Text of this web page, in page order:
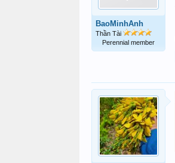
BaoMinhAnh
Thần Tài
Perennial member